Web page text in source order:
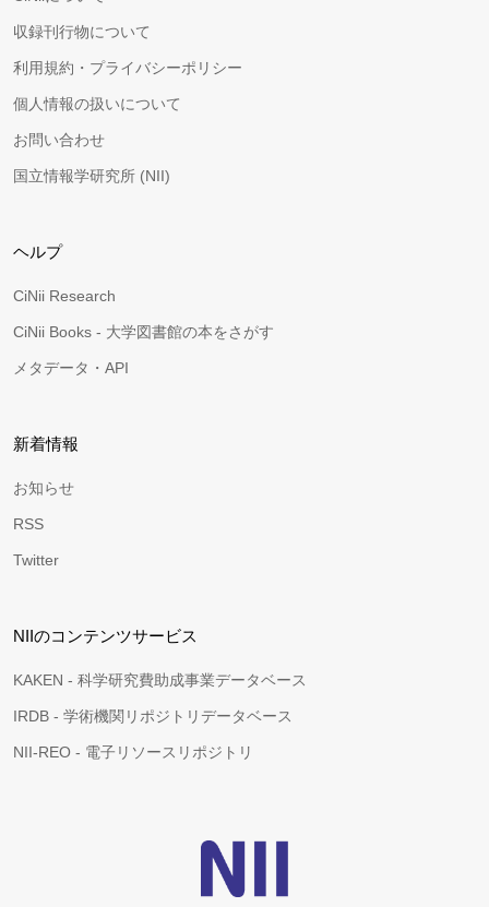
収録刊行物について
利用規約・プライバシーポリシー
個人情報の扱いについて
お問い合わせ
国立情報学研究所 (NII)
ヘルプ
CiNii Research
CiNii Books - 大学図書館の本をさがす
メタデータ・API
新着情報
お知らせ
RSS
Twitter
NIIのコンテンツサービス
KAKEN - 科学研究費助成事業データベース
IRDB - 学術機関リポジトリデータベース
NII-REO - 電子リソースリポジトリ